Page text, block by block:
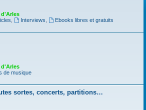
d'Arles
Interviews
Ebooks libres et gratuits
d'Arles
de musique
sortes, concerts, partitions…